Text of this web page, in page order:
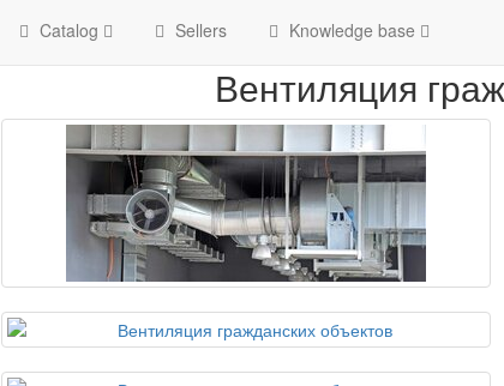
Catalog Sellers Knowledge base
Home
Вентиляция